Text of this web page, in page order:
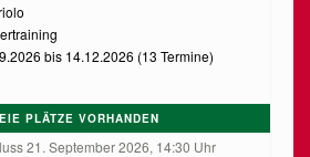
bis 14.12.2026 (13 Termine)
PLÄTZE VORHANDEN
21. September 2026, 14:30 Uhr